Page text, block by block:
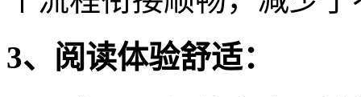
3、阅读体验舒适：